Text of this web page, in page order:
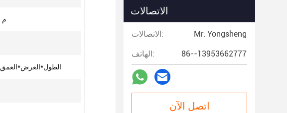
3500 م 3 / ساعة
43.5*7.5*2 M الطول*العرض*العمق
الاتصالات
الاتصالات: Mr. Yongsheng
الهاتف: 86--13953662777
اتصل الآن